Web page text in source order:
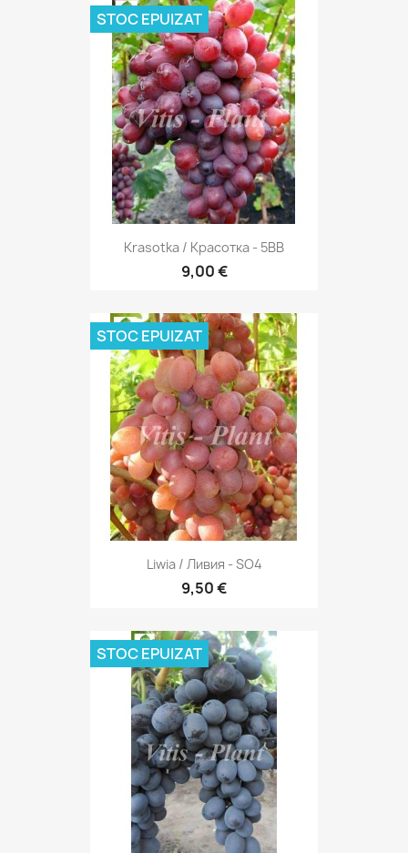
Krasotka / Красотка - 5BB
9,00 €
STOC EPUIZAT
Liwia / Ливия - SO4
9,50 €
STOC EPUIZAT
STOC EPUIZAT